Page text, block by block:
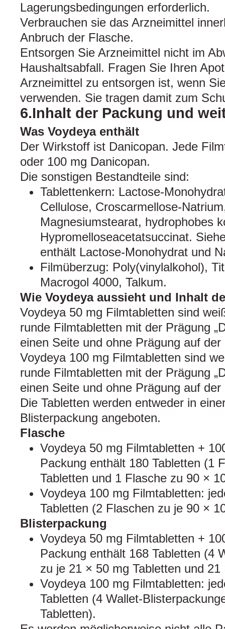
Lagerungsbedingungen erforderlich.
Verbrauchen sie das Arzneimittel
Anbruch der Flasche.
Entsorgen Sie Arzneimittel nicht im
Haushaltsabfall. Fragen Sie Ihren
Arzneimittel zu entsorgen ist, wenn
verwenden. Sie tragen damit zum
6.Inhalt der Packung und
Was Voydeya enthält
Der Wirkstoff ist Danicopan. Jede
oder 100 mg Danicopan.
Die sonstigen Bestandteile sind:
Tablettenkern: Lactose-
Cellulose, Croscarmellose-
Magnesiumstearat, hydrophobes
Hypromelloseacetatsuccinat.
enthält Lactose-Monohydrat und
Filmüberzug: Poly(vinylalkohol),
Macrogol 4000, Talkum.
Wie Voydeya aussieht und Inhalt
Voydeya 50 mg Filmtabletten sind
runde Filmtabletten mit der Prägung
einen Seite und ohne Prägung auf
Voydeya 100 mg Filmtabletten sind
runde Filmtabletten mit der Prägung
einen Seite und ohne Prägung auf
Die Tabletten werden entweder in
Blisterpackung angeboten.
Flasche
Voydeya 50 mg Filmtabletten +
Packung enthält 180 Tabletten (1
Tabletten und 1 Flasche zu 90 ×
Voydeya 100 mg Filmtabletten:
Tabletten (2 Flaschen zu je 90 ×
Blisterpackung
Voydeya 50 mg Filmtabletten +
Packung enthält 168 Tabletten (4
zu je 21 × 50 mg Tabletten und
Voydeya 100 mg Filmtabletten:
Tabletten (4 Wallet-
Tabletten).